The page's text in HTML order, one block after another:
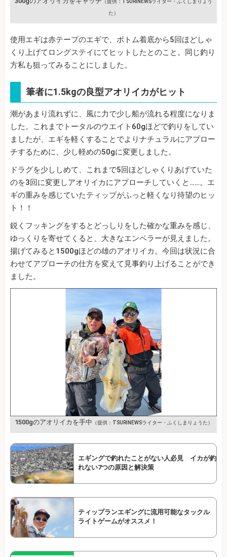
（提供：TSURINEWSライター・ふくしまりょう
た）
使用エギは赤テープのエギで、ボトム着底から5回ほどしゃ
くり上げてロングステイにてヒットしたとのこと。同じ釣り
方私も狙ってみることにしました。
筆者に1.5kgの良型アオリイカがヒット
潮があまり流れずに、風に力で少し船が流れる程度になりま
した。これまでトータルのウエイト60gほどで釣りをしてい
ましたが、エギを軽くすることでよりナチュラルにアプロー
チするために、少し軽めの50gに変更しました。
ドラグを少ししめて、これまで5回ほどしゃくりあげていた
のを3回に変更しアオリイカにアプローチしていくと……。エ
ギの重みを感じていたティップがふっと軽くなり待望のヒッ
ト！！
鋭くフッキングをするとどっしりをした確かな重みを感じ、
ゆっくりを寄せてくると、大きなエンペラーが見えました。
揚げてみると1500gほどの雄のアオリイカ。今回は状況に合
わせてアプローチの仕方を変えて見事釣り上げることができ
ました。
1500gのアオリイカを手中 （提供：TSURINEWSライター・ふくしまりょうた）
エギングで釣れたことがない人必見 イカが釣
れない7つの原因と解決策
ティップランエギングに流用可能なタックル
ライトゲームがオススメ！